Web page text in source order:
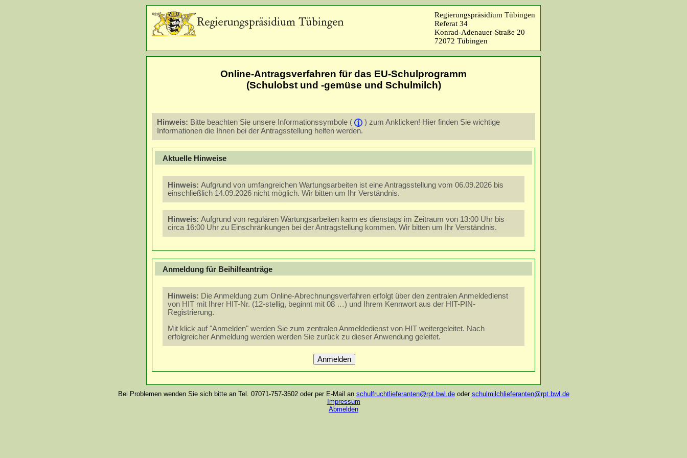
Regierungspräsidium Tübingen
Referat 34
Konrad-Adenauer-Straße 20
72072 Tübingen
Online-Antragsverfahren für das EU-Schulprogramm
(Schulobst und -gemüse und Schulmilch)
Bitte beachten Sie unsere Informationssymbole (
) zum Anklicken! Hier finden Sie wichtige
Informationen die Ihnen bei der Antragsstellung helfen werden.
Aktuelle Hinweise
Aufgrund von umfangreichen Wartungsarbeiten ist eine Antragsstellung vom 06.09.2026 bis
einschließlich 14.09.2026 nicht möglich. Wir bitten um Ihr Verständnis.
Aufgrund von regulären Wartungsarbeiten kann es dienstags im Zeitraum von 13:00 Uhr bis
circa 16:00 Uhr zu Einschränkungen bei der Antragstellung kommen. Wir bitten um Ihr Verständnis.
Anmeldung für Beihilfeanträge
Die Anmeldung zum Online-Abrechnungsverfahren erfolgt über den zentralen Anmeldedienst
von HIT mit Ihrer HIT-Nr. (12-stellig, beginnt mit 08 …) und Ihrem Kennwort aus der HIT-PIN-
Registrierung.
Mit klick auf "Anmelden" werden Sie zum zentralen Anmeldedienst von HIT weitergeleitet. Nach
erfolgreicher Anmeldung werden werden Sie zurück zu dieser Anwendung geleitet.
Anmelden
Bei Problemen wenden Sie sich bitte an Tel. 07071-757-3502 oder per E-Mail an schulfruchtlieferanten@rpt.bwl.deoder schulmilchlieferanten@rpt.bwl.de
Impressum
Abmelden